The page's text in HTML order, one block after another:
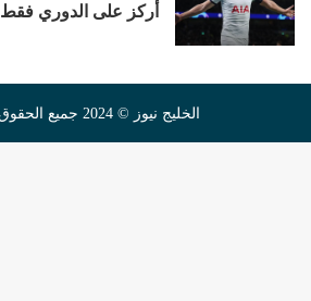
أركز على الدوري فقط
الخليج نيوز © 2024 جميع الحقوق محفوظة.